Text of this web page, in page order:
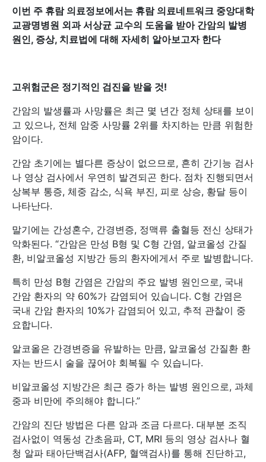
이번 주 휴람 의료정보에서는 휴람 의료네트워크 중앙대학
교광명병원 외과 서상균 교수의 도움을 받아 간암의 발병
원인, 증상, 치료법에 대해 자세히 알아보고자 한다
고위험군은 정기적인 검진을 받을 것!
간암의 발생률과 사망률은 최근 몇 년간 정체 상태를 보이
고 있으나, 전체 암중 사망률 2위를 차지하는 만큼 위험한
암이다.
간암 초기에는 별다른 증상이 없으므로, 흔히 간기능 검사
나 영상 검사에서 우연히 발견되곤 한다. 점차 진행되면서
상복부 통증, 체중 감소, 식욕 부진, 피로 상승, 황달 등이
나타난다.
말기에는 간성혼수, 간경변증, 정맥류 출혈등 전신 상태가
악화된다. “간암은 만성 B형 및 C형 간염, 알코올성 간질
환, 비알코올성 지방간 등의 환자에게서 주로 발병합니다.
특히 만성 B형 간염은 간암의 주요 발병 원인으로, 국내
간암 환자의 약 60%가 감염되어 있습니다. C형 간염은
국내 간암 환자의 10%가 감염되어 있고, 추적 관찰이 중
요합니다.
알코올은 간경변증을 유발하는 만큼, 알코올성 간질환 환
자는 반드시 술을 끊어야 회복될 수 있습니다.
비알코올성 지방간은 최근 증가 하는 발병 원인으로, 과체
중과 비만에 주의해야 합니다.”
간암의 진단 방법은 다른 암과 조금 다르다. 대부분 조직
검사없이 역동성 간초음파, CT, MRI 등의 영상 검사나 혈
청 알파 태아단백검사(AFP, 혈액검사)를 통해 진단하고,